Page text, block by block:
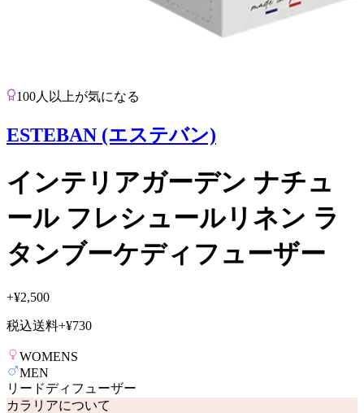
100人以上が気になる
ESTEBAN (エステバン)
インテリアガーデン ナチュ
ール フレシュールリネン ラ
タンブーケディフューザー
+¥2,500
税込送料+¥730
WOMENS
MEN
リードディフューザー
カラリアについて